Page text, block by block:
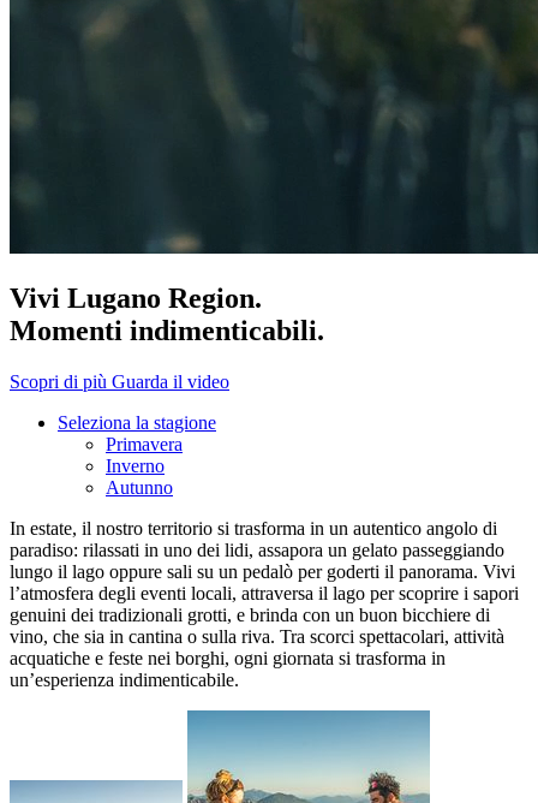
Vivi Lugano Region.
Momenti indimenticabili.
Scopri di più Guarda il video
Seleziona la stagione
Primavera
Inverno
Autunno
In estate, il nostro territorio si trasforma in un autentico angolo di
paradiso: rilassati in uno dei lidi, assapora un gelato passeggiando
lungo il lago oppure sali su un pedalò per goderti il panorama. Vivi
l’atmosfera degli eventi locali, attraversa il lago per scoprire i sapori
genuini dei tradizionali grotti, e brinda con un buon bicchiere di
vino, che sia in cantina o sulla riva. Tra scorci spettacolari, attività
acquatiche e feste nei borghi, ogni giornata si trasforma in
un’esperienza indimenticabile.